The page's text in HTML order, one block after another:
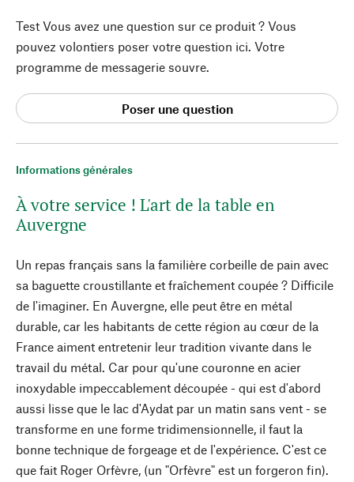
Informations générales
À votre service ! L'art de la table en
Auvergne
Un repas français sans la familière corbeille de pain avec
sa baguette croustillante et fraîchement coupée ? Difficile
de l'imaginer. En Auvergne, elle peut être en métal
durable, car les habitants de cette région au cœur de la
France aiment entretenir leur tradition vivante dans le
travail du métal. Car pour qu'une couronne en acier
inoxydable impeccablement découpée - qui est d'abord
aussi lisse que le lac d'Aydat par un matin sans vent - se
transforme en une forme tridimensionnelle, il faut la
bonne technique de forgeage et de l'expérience. C'est ce
que fait Roger Orfèvre, (un "Orfèvre" est un forgeron fin).
Test Vous avez une question sur ce produit ? Vous
pouvez volontiers poser votre question ici. Votre
programme de messagerie souvre.
Poser une question